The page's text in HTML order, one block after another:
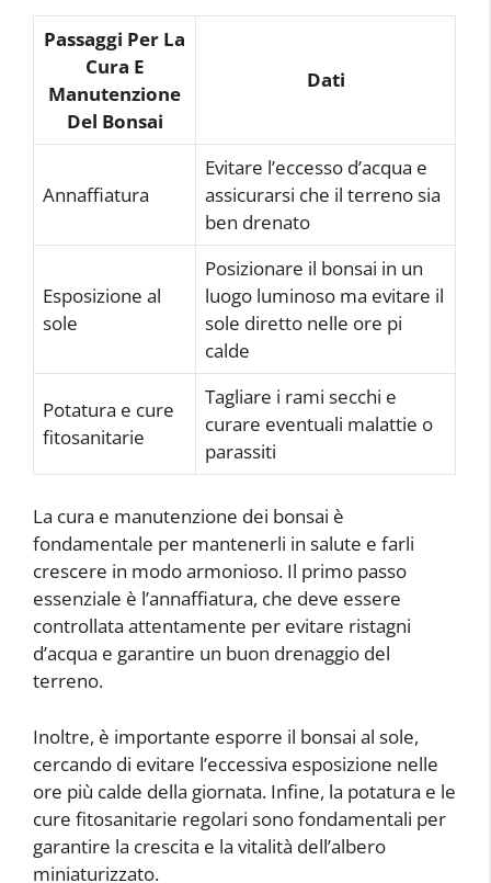
Passaggi Per La
Cura E
Manutenzione
Del Bonsai
Dati
Annaffiatura
Evitare l’eccesso d’acqua e
assicurarsi che il terreno sia
ben drenato
Esposizione al
sole
Posizionare il bonsai in un
luogo luminoso ma evitare il
sole diretto nelle ore pi
calde
Potatura e cure
fitosanitarie
Tagliare i rami secchi e
curare eventuali malattie o
parassiti
La cura e manutenzione dei bonsai è
fondamentale per mantenerli in salute e farli
crescere in modo armonioso. Il primo passo
essenziale è l’annaffiatura, che deve essere
controllata attentamente per evitare ristagni
d’acqua e garantire un buon drenaggio del
terreno.
Inoltre, è importante esporre il bonsai al sole,
cercando di evitare l’eccessiva esposizione nelle
ore più calde della giornata. Infine, la potatura e le
cure fitosanitarie regolari sono fondamentali per
garantire la crescita e la vitalità dell’albero
miniaturizzato.